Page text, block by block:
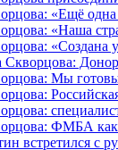
«Ещё одна
«Наша
«Создана
Мы
ФМБА как
встретился с